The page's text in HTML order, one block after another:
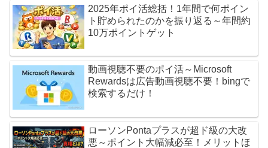
2025年ポイ活総括！1年間で何ポイン
ト貯められたのかを振り返る～年間約
10万ポイントゲット
動画視聴不要のポイ活～Microsoft
Rewardsは広告動画視聴不要！bingで
検索するだけ！
ローソンPontaプラスが超ド級の大改
悪～ポイント大幅減必至！メリットほ